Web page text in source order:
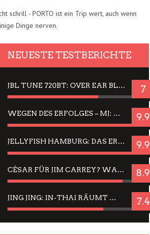
schrill - PORTO ist ein Trip wert, auch wenn
Dinge nerven.
NEUESTE TESTBERICHTE
JBL TUNE 720BT: OVER EAR BLUETOOTH KOPFHÖRER UM DIE 50,-€ IM DAUER-TEST 7
WEGEN DES ERFOLGES – MJ: MICHAEL JACKSON MUSICAL IN EINER MATINEE SEHEN 9.9
JELLYFISH HAMBURG: DAS ERFOLGREICHE SOMMER-MENÜ 2025 IN GEFÜHLEN UND BILDERN 9.9
CÉSAR FÜR JIM CARREY? WARUM DAS EINER DER NERVIGSTEN ACTORS IST UND BLEIBT 8.9
JING JING: IN-THAI RÄUMT WIEDER TITEL AB – EIN ZWEI-STUNDEN-ERLEBNISBERICHT 7.4